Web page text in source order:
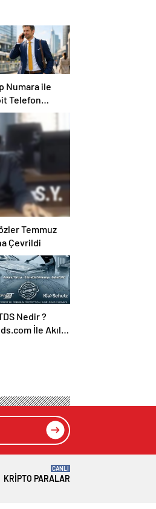
Numara ile
Telefon
ve Sanal
Kurulumu
Temmuz
Çevrildi
Nedir ?
İle Akıllı
KRIPTO PARALAR
CANLI